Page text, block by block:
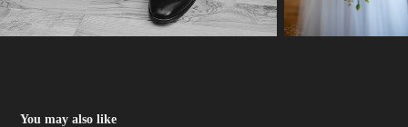
You may also like